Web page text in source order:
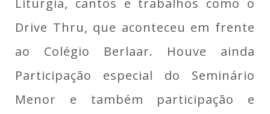
Drive Thru, que aconteceu em frente
ao Colégio Berlaar. Houve ainda
Participação especial do Seminário
Menor e também participação e